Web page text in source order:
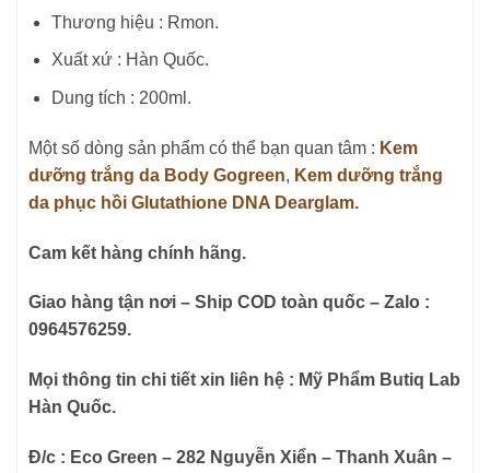
Thương hiệu : Rmon.
Xuất xứ : Hàn Quốc.
Dung tích : 200ml.
Một số dòng sản phẩm có thể bạn quan tâm : Kem
dưỡng trắng da Body Gogreen, Kem dưỡng trắng
da phục hồi Glutathione DNA Dearglam.
Cam kết hàng chính hãng.
Giao hàng tận nơi – Ship COD toàn quốc – Zalo :
0964576259.
Mọi thông tin chi tiết xin liên hệ : Mỹ Phẩm Butiq Lab
Hàn Quốc.
Đ/c : Eco Green – 282 Nguyễn Xiển – Thanh Xuân –